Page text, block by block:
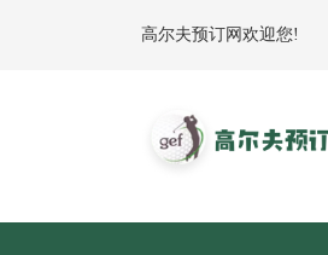
高尔夫预订网欢迎您!